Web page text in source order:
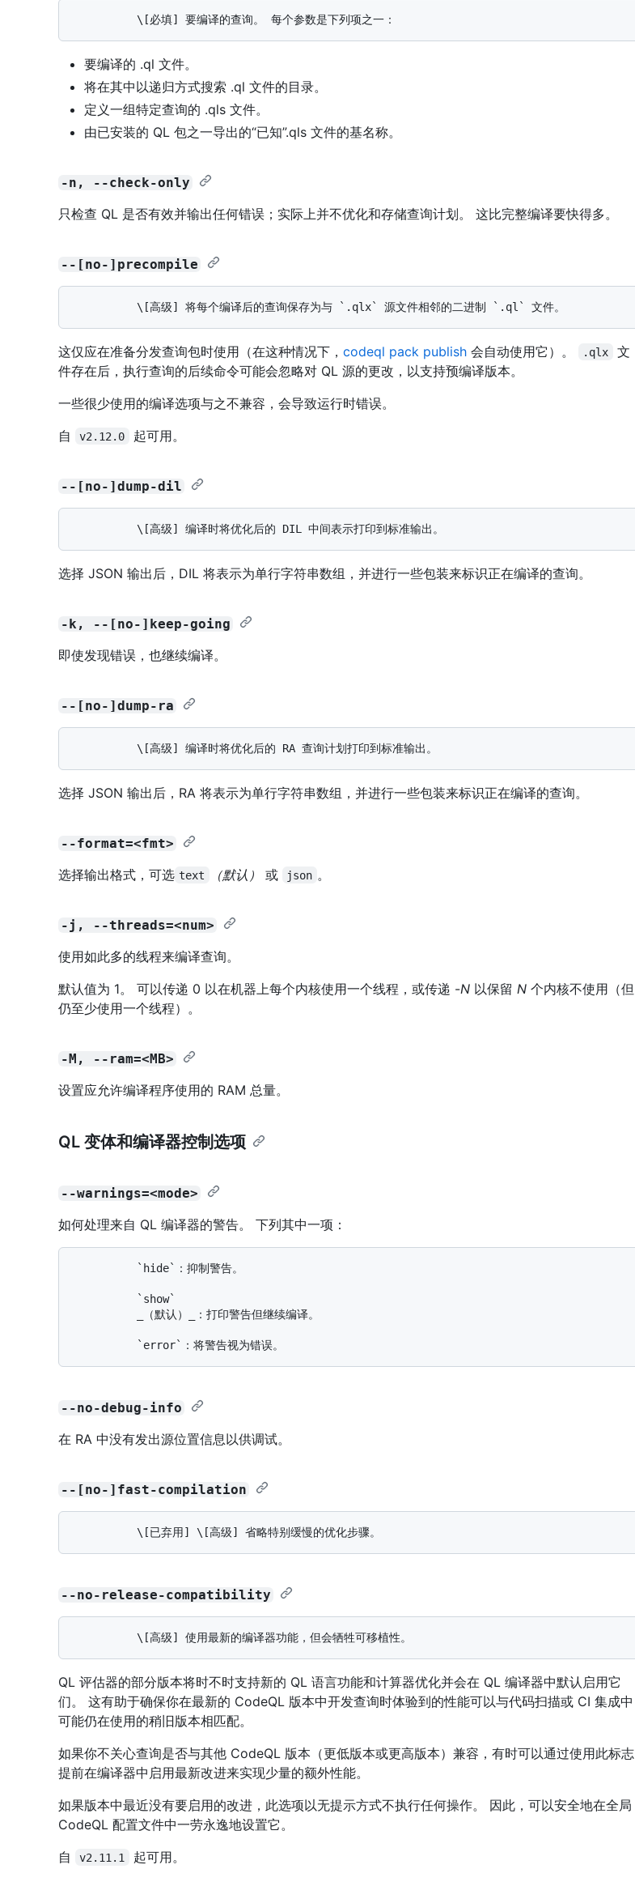
要编译的 .ql 文件。
将在其中以递归方式搜索 .ql 文件的目录。
定义一组特定查询的 .qls 文件。
由已安装的 QL 包之一导出的“已知”.qls 文件的基名称。
-n, --check-only
只检查 QL 是否有效并输出任何错误；实际上并不优化和存储查询计划。 这比完整编译要快得多。
--[no-]precompile
这仅应在准备分发查询包时使用（在这种情况下， codeql pack publish 会自动使用它）。 .qlx
文
件存在后，执行查询的后续命令可能会忽略对 QL 源的更改，以支持预编译版本。
一些很少使用的编译选项与之不兼容，会导致运行时错误。
自
v2.12.0 起可用。
--[no-]dump-dil
选择 JSON 输出后，DIL 将表示为单行字符串数组，并进行一些包装来标识正在编译的查询。
-k, --[no-]keep-going
即使发现错误，也继续编译。
--[no-]dump-ra
选择 JSON 输出后，RA 将表示为单行字符串数组，并进行一些包装来标识正在编译的查询。
--format=<fmt>
选择输出格式，可选 text （默认） 或 json 。
-j, --threads=<num>
使用如此多的线程来编译查询。
默认值为 1。 可以传递 0 以在机器上每个内核使用一个线程，或传递 -N 以保留 N 个内核不使用（但
仍至少使用一个线程）。
-M, --ram=<MB>
设置应允许编译程序使用的 RAM 总量。
QL 变体和编译器控制选项
--warnings=<mode>
如何处理来自 QL 编译器的警告。 下列其中一项：
--no-debug-info
在 RA 中没有发出源位置信息以供调试。
--[no-]fast-compilation
--no-release-compatibility
QL 评估器的部分版本将时不时支持新的 QL 语言功能和计算器优化并会在 QL 编译器中默认启用它
们。 这有助于确保你在最新的 CodeQL 版本中开发查询时体验到的性能可以与代码扫描或 CI 集成中
可能仍在使用的稍旧版本相匹配。
如果你不关心查询是否与其他 CodeQL 版本（更低版本或更高版本）兼容，有时可以通过使用此标志
提前在编译器中启用最新改进来实现少量的额外性能。
如果版本中最近没有要启用的改进，此选项以无提示方式不执行任何操作。 因此，可以安全地在全局
CodeQL 配置文件中一劳永逸地设置它。
自
v2.11.1 起可用。